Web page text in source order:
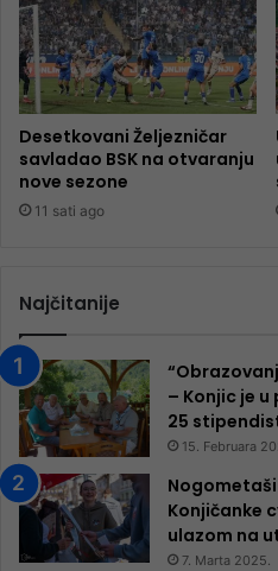
Desetkovani Željezničar
savladao BSK na otvaranju
nove sezone
11 sati ago
Najčitanije
– Konjic je
25
15. Februara
Konjičanke
ulazom na
7. Marta 2025.